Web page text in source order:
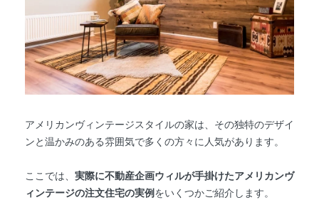
アメリカンヴィンテージスタイルの家は、その独特のデザイ
ンと温かみのある雰囲気で多くの方々に人気があります。
ここでは、 実際に不動産企画ウィルが手掛けたアメリカンヴ
ィンテージの注文住宅の実例をいくつかご紹介します。